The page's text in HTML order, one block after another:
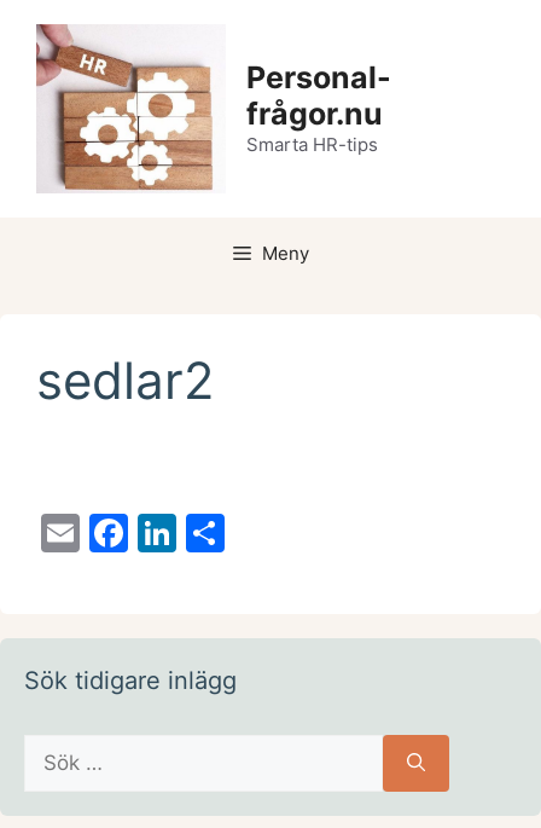
innehåll
Personal-
frågor.nu
Smarta HR-tips
Meny
sedlar2
E
l
F
e
b
o
k
Li
e
dI
n
Sök tidigare inlägg
efter: